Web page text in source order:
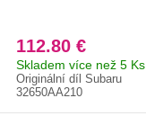
112.80 €
Skladem více než 5 Ks
Originální díl Subaru
32650AA210